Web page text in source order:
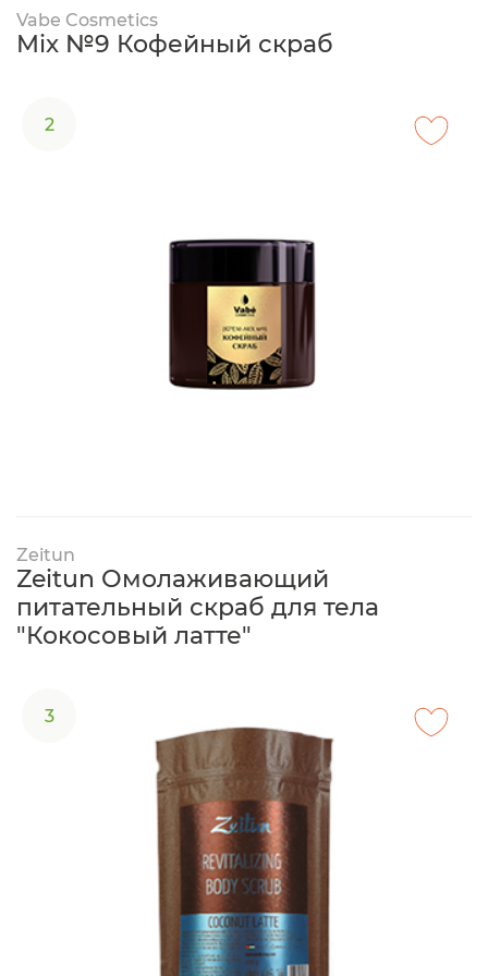
Vabe Cosmetics
Mix №9 Кофейный скраб
2
Zeitun
Zeitun Омолаживающий
питательный скраб для тела
"Кокосовый латте"
3